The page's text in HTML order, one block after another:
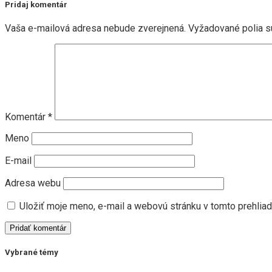
Pridaj komentár
Vaša e-mailová adresa nebude zverejnená. Vyžadované polia
Komentár *
Meno
E-mail
Adresa webu
Uložiť moje meno, e-mail a webovú stránku v tomto
Vybrané témy